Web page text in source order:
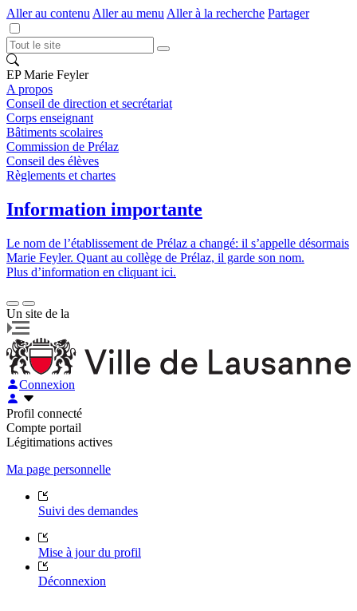
Aller au contenu Aller au menu Aller à la recherche Partager
EP Marie Feyler
A propos
Conseil de direction et secrétariat
Corps enseignant
Bâtiments scolaires
Commission de Prélaz
Conseil des élèves
Règlements et chartes
Information importante
Le nom de l’établissement de Prélaz a changé: il s’appelle désormais
Marie Feyler. Quant au collège de Prélaz, il garde son nom.
Plus d’information en cliquant ici.
Un site de la
Connexion
Profil connecté
Compte portail
Légitimations actives
Ma page personnelle
Suivi des demandes
Mise à jour du profil
Déconnexion